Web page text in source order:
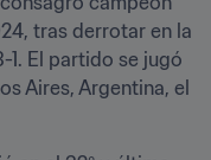
tras derrotar en la
El partido se jugó
Aires, Argentina, el